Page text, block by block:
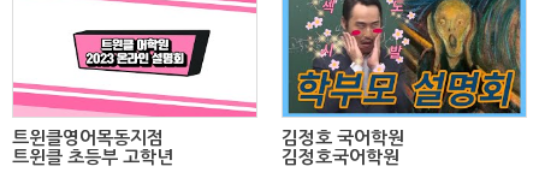
트윈클영어목동지점
트윈클 초등부 고학년
김정호 국어학원
김정호국어학원